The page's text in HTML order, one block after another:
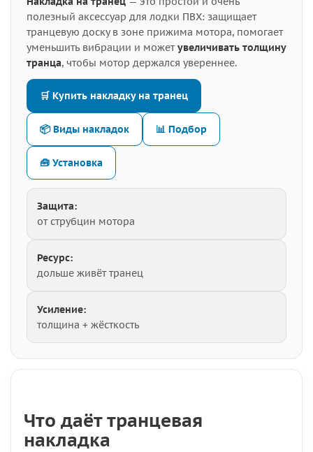
полезный аксессуар для лодки ПВХ: защищает
транцевую доску в зоне прижима мотора, помогает
уменьшить вибрации и можетувеличивать толщину
транца, чтобы мотор держался увереннее.
🛒 Купить накладку на транец
📦 Виды накладок 📊 Подбор
🧰 Установка
Защита:
от струбцин мотора
Ресурс:
дольше живёт транец
Усиление:
толщина + жёсткость
Что даёт транцевая
накладка